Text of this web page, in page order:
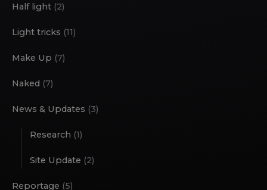
Half light (2)
Light tricks (11)
Make Up (7)
Naked (7)
News & Updates (3)
Research (1)
Site Update (2)
Reportage (5)